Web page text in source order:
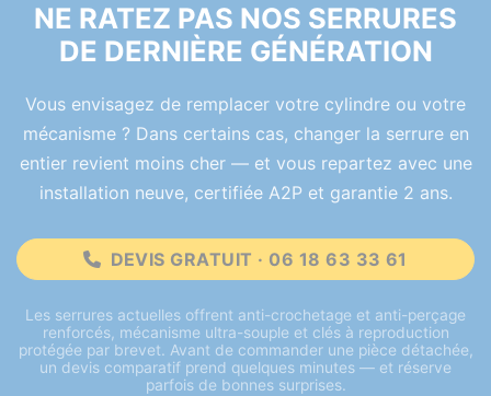
NE RATEZ PAS NOS SERRURES
DE DERNIÈRE GÉNÉRATION
Vous envisagez de remplacer votre cylindre ou votre
mécanisme ? Dans certains cas, changer la serrure en
entier revient moins cher — et vous repartez avec une
installation neuve, certifiée A2P et garantie 2 ans.
DEVIS GRATUIT · 06 18 63 33 61
Les serrures actuelles offrent anti-crochetage et anti-perçage
renforcés, mécanisme ultra-souple et clés à reproduction
protégée par brevet. Avant de commander une pièce détachée,
un devis comparatif prend quelques minutes — et réserve
parfois de bonnes surprises.